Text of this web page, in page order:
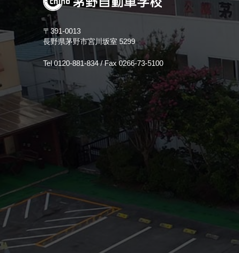
〒391-0013
長野県茅野市宮川坂室 5299
Tel 0120-881-834 / Fax 0266-73-5100